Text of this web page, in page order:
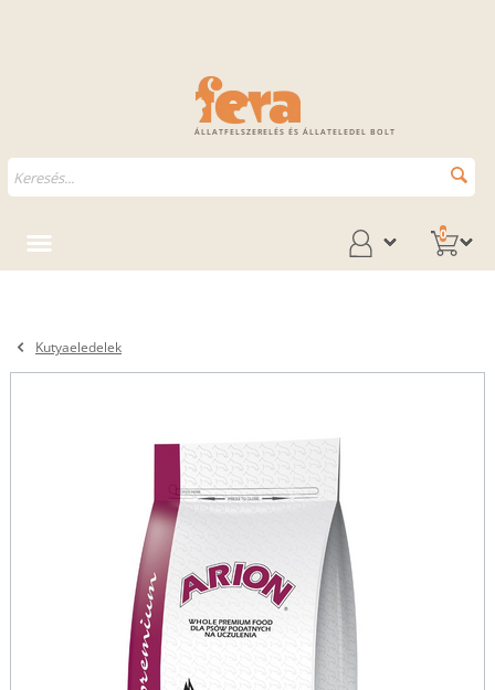
ÁLLATFELSZERELÉS ÉS ÁLLATELEDEL BOLT
0
Kutyaeledelek